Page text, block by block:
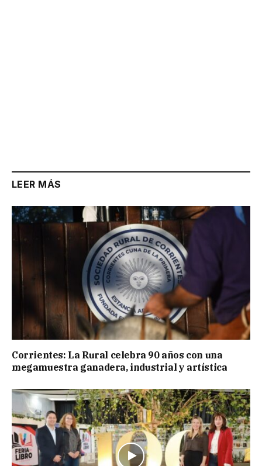
LEER MÁS
Corrientes: La Rural celebra 90 años con una
megamuestra ganadera, industrial y artística